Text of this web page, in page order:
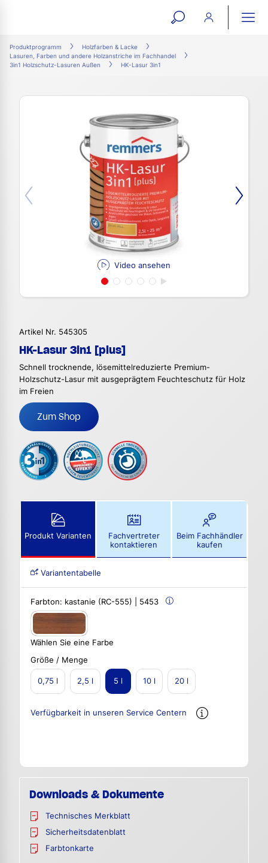
open
Produktprogramm
Holzfarben & Lacke
Lasuren, Farben und andere Holzanstriche im Fachhandel
3in1 Holzschutz-Lasuren Außen
HK-Lasur 3in1
Video ansehen
Artikel Nr. 545305
HK-Lasur 3in1 [plus]
Schnell trocknende, lösemittelreduzierte Premium-
Holzschutz-Lasur mit ausgeprägtem Feuchteschutz für Holz
im Freien
Zum Shop
Produkt Varianten
Fachvertreter
kontaktieren
Beim Fachhändler
kaufen
Variantentabelle
Farbton: kastanie (RC-555) | 5453
Wählen Sie eine Farbe
Größe / Menge
0,75 l 2,5 l 5 l 10 l 20 l
Verfügbarkeit in unseren Service Centern
Downloads & Dokumente
Technisches Merkblatt
Sicherheitsdatenblatt
Farbtonkarte